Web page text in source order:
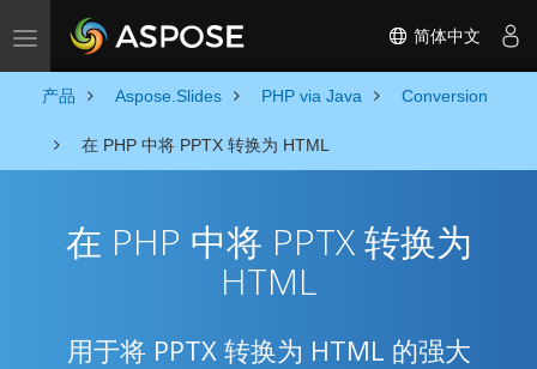
Toggle navigation 简体中文
产品 Aspose.Slides PHP via Java Conversion
在 PHP 中将 PPTX 转换为 HTML
在 PHP 中将 PPTX 转换为
HTML
用于将 PPTX 转换为 HTML 的强大